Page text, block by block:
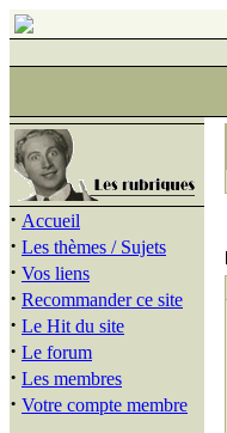
· Accueil
· Les thèmes / Sujets
· Vos liens
· Recommander ce site
· Le Hit du site
· Le forum
· Les membres
· Votre compte membre